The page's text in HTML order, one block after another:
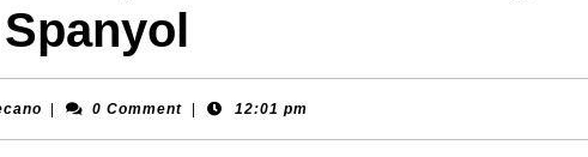
mecano0 Comment 12:01 pm